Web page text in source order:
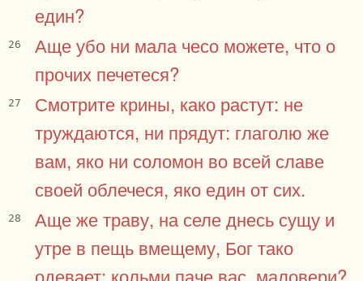
един?
26
Аще убо ни мала чесо можете, что о
прочих печетеся?
27
Смотрите крины, како растут: не
труждаются, ни прядут: глаголю же
вам, яко ни соломон во всей славе
своей облечеся, яко един от сих.
28
Аще же траву, на селе днесь сущу и
утре в пещь вмещему, Бог тако
одевает: кольми паче вас, маловери?